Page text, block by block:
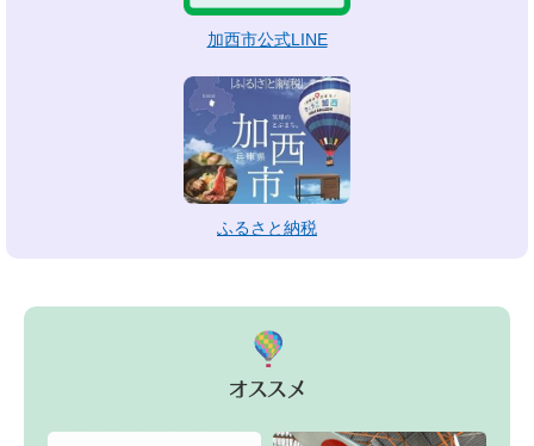
加西市公式LINE
ふるさと納税